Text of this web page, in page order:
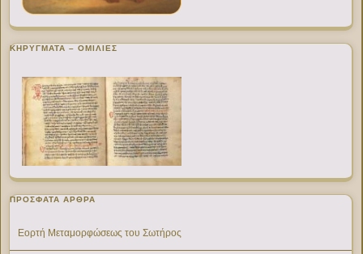
ΚΗΡΥΓΜΑΤΑ – ΟΜΙΛΙΕΣ
ΠΡΌΣΦΑΤΑ ΆΡΘΡΑ
Εορτή Μεταμορφώσεως του Σωτήρος